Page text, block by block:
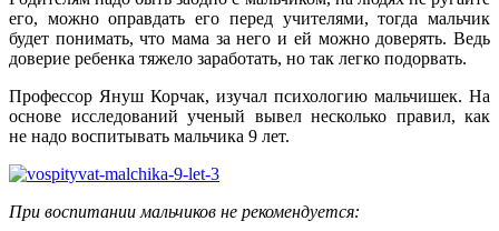
его, можно оправдать его перед учителями, тогда мальчик
будет понимать, что мама за него и ей можно доверять. Ведь
доверие ребенка тяжело заработать, но так легко подорвать.
Профессор Януш Корчак, изучал психологию мальчишек. На
основе исследований ученый вывел несколько правил, как
не надо воспитывать мальчика 9 лет.
При воспитании мальчиков не рекомендуется: